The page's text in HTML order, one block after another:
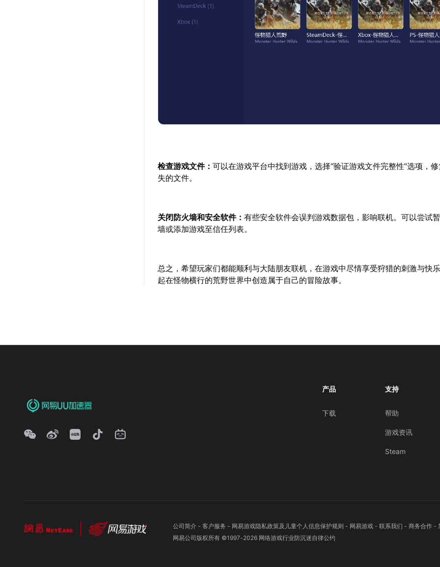
检查游戏文件：可以在游戏平台中找到游戏，选择“验证游戏文件完整性”选项，
失的文件。
关闭防火墙和安全软件：有些安全软件会误判游戏数据包，影响联机。可以尝试
墙或添加游戏至信任列表。
总之，希望玩家们都能顺利与大陆朋友联机，在游戏中尽情享受狩猎的刺激与快
起在怪物横行的荒野世界中创造属于自己的冒险故事。
产品
下载
支持
帮助
游戏资讯
Steam
公司简介- 客户服务 - 网易游戏隐私政策及儿童个人信息保护规则 - 网易游戏- 联系我们 - 商务合作-
网易公司版权所有 ©1997-2026 网络游戏行业防沉迷自律公约